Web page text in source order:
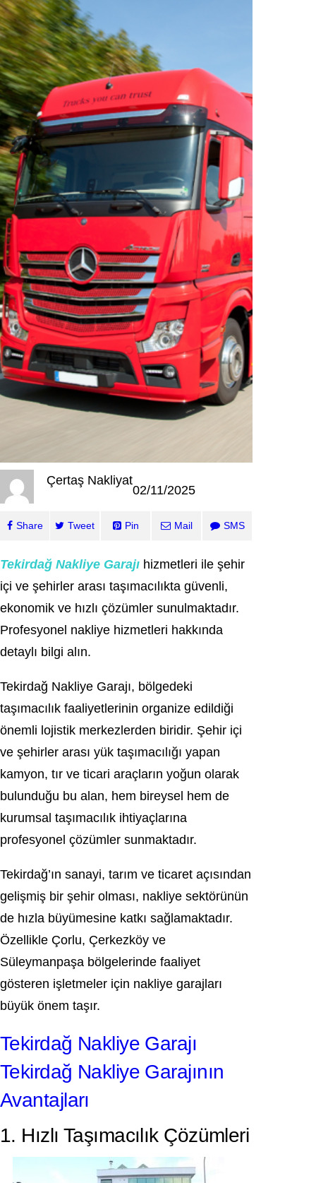
Çertaş Nakliyat
02/11/2025
Share Tweet Pin Mail SMS
Tekirdağ Nakliye Garajı hizmetleri ile şehir
içi ve şehirler arası taşımacılıkta güvenli,
ekonomik ve hızlı çözümler sunulmaktadır.
Profesyonel nakliye hizmetleri hakkında
detaylı bilgi alın.
Tekirdağ Nakliye Garajı, bölgedeki
taşımacılık faaliyetlerinin organize edildiği
önemli lojistik merkezlerden biridir. Şehir içi
ve şehirler arası yük taşımacılığı yapan
kamyon, tır ve ticari araçların yoğun olarak
bulunduğu bu alan, hem bireysel hem de
kurumsal taşımacılık ihtiyaçlarına
profesyonel çözümler sunmaktadır.
Tekirdağ’ın sanayi, tarım ve ticaret açısından
gelişmiş bir şehir olması, nakliye sektörünün
de hızla büyümesine katkı sağlamaktadır.
Özellikle Çorlu, Çerkezköy ve
Süleymanpaşa bölgelerinde faaliyet
gösteren işletmeler için nakliye garajları
büyük önem taşır.
Tekirdağ Nakliye Garajı
Tekirdağ Nakliye Garajının
Avantajları
1. Hızlı Taşımacılık Çözümleri